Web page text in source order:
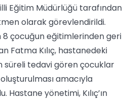
Eğitim Müdürlüğü tarafından
olarak görevlendirildi.
çocuğun eğitimlerinden geri
Fatma Kılıç, hastanedeki
süreli tedavi gören çocuklar
amacıyla
yönetimi, Kılıç’ın